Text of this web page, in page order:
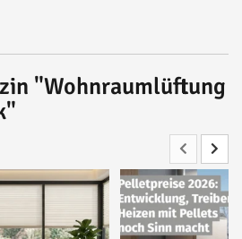
"Wohnraumlüftung